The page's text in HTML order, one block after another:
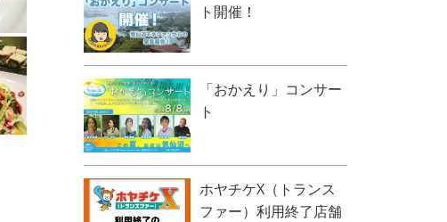
ト開催！
「おかえり」コンサー
ト
ホヤチケX（トランス
ファー）利用終了店舗